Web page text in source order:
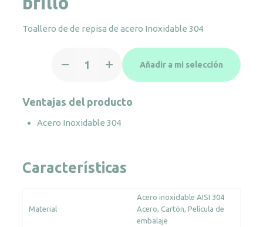
Toallero de de repisa de acero Inoxidable 304
inox
brillo
cantidad
Añadir a mi selección
Ventajas del producto
Acero Inoxidable 304
Características
Material
Acero inoxidable AISI 304
Acero Cartón Película de
embalaje